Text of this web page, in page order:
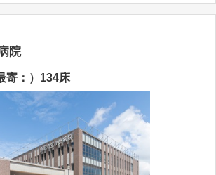
院
寄：）134床